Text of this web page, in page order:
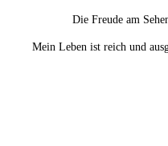
Die Freude am
Mein Leben ist reich und